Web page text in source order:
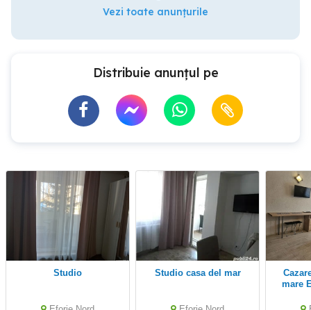
Vezi toate anunțurile
Distribuie anunțul pe
Studio studio casa del mar
Cazare garsoniera la
mare
pana